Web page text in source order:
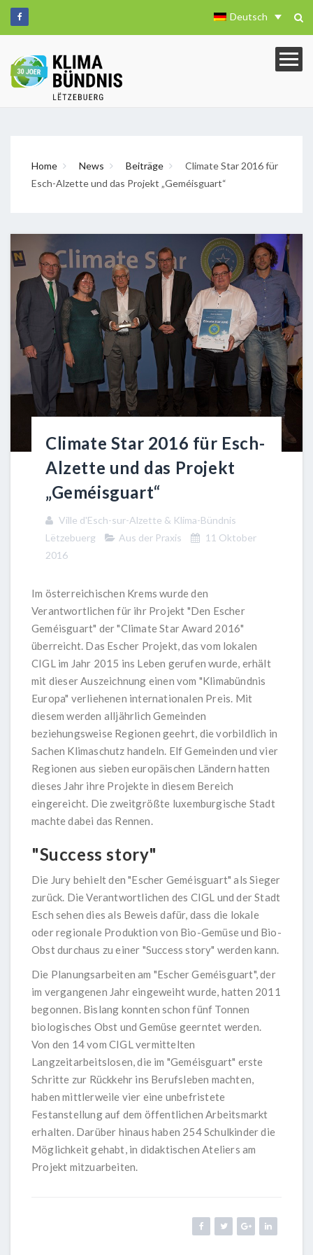
Deutsch
Home News Beiträge
Climate Star 2016 für
Esch-Alzette und das Projekt „Geméisguart“
Climate Star 2016 für Esch-
Alzette und das Projekt
„Geméisguart“
Ville d'Esch-sur-Alzette & Klima-Bündnis
Lëtzebuerg
Aus der Praxis
11 Oktober
2016
Im österreichischen Krems wurde den
Verantwortlichen für ihr Projekt "Den Escher
Geméisguart" der "Climate Star Award 2016"
überreicht. Das Escher Projekt, das vom lokalen
CIGL im Jahr 2015 ins Leben gerufen wurde, erhält
mit dieser Auszeichnung einen vom "Klimabündnis
Europa" verliehenen internationalen Preis. Mit
diesem werden alljährlich Gemeinden
beziehungsweise Regionen geehrt, die vorbildlich in
Sachen Klimaschutz handeln. Elf Gemeinden und vier
Regionen aus sieben europäischen Ländern hatten
dieses Jahr ihre Projekte in diesem Bereich
eingereicht. Die zweitgrößte luxemburgische Stadt
machte dabei das Rennen.
"Success story"
Die Jury behielt den "Escher Geméisguart" als Sieger
zurück. Die Verantwortlichen des CIGL und der Stadt
Esch sehen dies als Beweis dafür, dass die lokale
oder regionale Produktion von Bio-Gemüse und Bio-
Obst durchaus zu einer "Success story" werden kann.
Die Planungsarbeiten am "Escher Geméisguart", der
im vergangenen Jahr eingeweiht wurde, hatten 2011
begonnen. Bislang konnten schon fünf Tonnen
biologisches Obst und Gemüse geerntet werden.
Von den 14 vom CIGL vermittelten
Langzeitarbeitslosen, die im "Geméisguart" erste
Schritte zur Rückkehr ins Berufsleben machten,
haben mittlerweile vier eine unbefristete
Festanstellung auf dem öffentlichen Arbeitsmarkt
erhalten. Darüber hinaus haben 254 Schulkinder die
Möglichkeit gehabt, in didaktischen Ateliers am
Projekt mitzuarbeiten.